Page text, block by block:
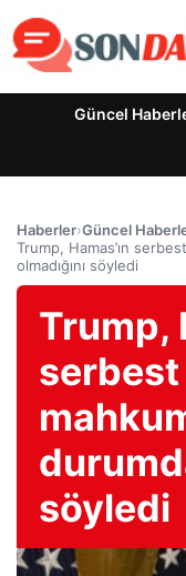
Güncel
Haberler›Güncel
Trump, Hamas’ın
olmadığını söyledi
Trump,
serbest
söyledi